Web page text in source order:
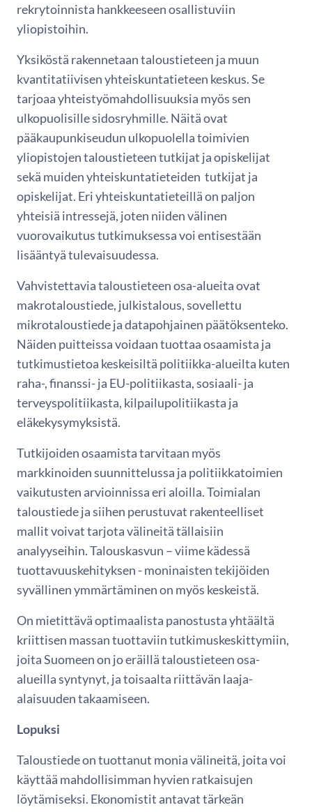
rekrytoinnista hankkeeseen osallistuviin
yliopistoihin.
Yksiköstä rakennetaan taloustieteen ja muun
kvantitatiivisen yhteiskuntatieteen keskus. Se
tarjoaa yhteistyömahdollisuuksia myös sen
ulkopuolisille sidosryhmille. Näitä ovat
pääkaupunkiseudun ulkopuolella toimivien
yliopistojen taloustieteen tutkijat ja opiskelijat
sekä muiden yhteiskuntatieteiden tutkijat ja
opiskelijat. Eri yhteiskuntatieteillä on paljon
yhteisiä intressejä, joten niiden välinen
vuorovaikutus tutkimuksessa voi entisestään
lisääntyä tulevaisuudessa.
Vahvistettavia taloustieteen osa-alueita ovat
makrotaloustiede, julkistalous, sovellettu
mikrotaloustiede ja datapohjainen päätöksenteko.
Näiden puitteissa voidaan tuottaa osaamista ja
tutkimustietoa keskeisiltä politiikka-alueilta kuten
raha-, finanssi- ja EU-politiikasta, sosiaali- ja
terveyspolitiikasta, kilpailupolitiikasta ja
eläkekysymyksistä.
Tutkijoiden osaamista tarvitaan myös
markkinoiden suunnittelussa ja politiikkatoimien
vaikutusten arvioinnissa eri aloilla. Toimialan
taloustiede ja siihen perustuvat rakenteelliset
mallit voivat tarjota välineitä tällaisiin
analyyseihin. Talouskasvun – viime kädessä
tuottavuuskehityksen - moninaisten tekijöiden
syvällinen ymmärtäminen on myös keskeistä.
On mietittävä optimaalista panostusta yhtäältä
kriittisen massan tuottaviin tutkimuskeskittymiin,
joita Suomeen on jo eräillä taloustieteen osa-
alueilla syntynyt, ja toisaalta riittävän laaja-
alaisuuden takaamiseen.
Lopuksi
Taloustiede on tuottanut monia välineitä, joita voi
käyttää mahdollisimman hyvien ratkaisujen
löytämiseksi. Ekonomistit antavat tärkeän